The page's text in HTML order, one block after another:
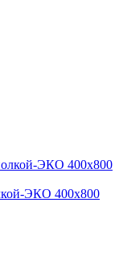
ЭКО 400х800